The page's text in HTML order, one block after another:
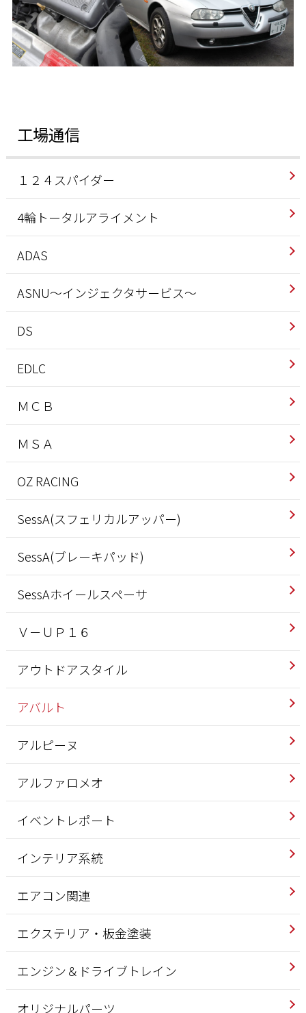
工場通信
１２４スパイダー
4輪トータルアライメント
ADAS
ASNU～インジェクタサービス～
DS
EDLC
ＭＣＢ
ＭＳＡ
OZ RACING
SessA(スフェリカルアッパー)
SessA(ブレーキパッド)
SessAホイールスペーサ
Ｖ－ＵＰ１６
アウトドアスタイル
アバルト
アルピーヌ
アルファロメオ
イベントレポート
インテリア系統
エアコン関連
エクステリア・板金塗装
エンジン＆ドライブトレイン
オリジナルパーツ